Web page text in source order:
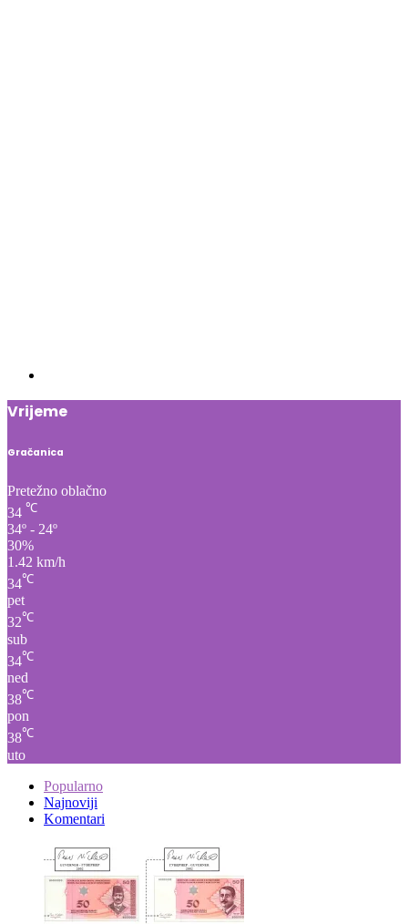
Vrijeme
Gračanica
Pretežno oblačno
34º - 24º
30%
1.42 km/h
34℃
pet
32 ℃
sub
34 ℃
ned
38 ℃
pon
38 ℃
uto
Komentari